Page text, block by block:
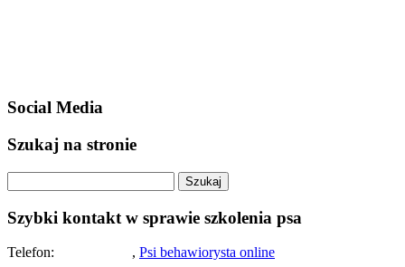
Social Media
Szukaj na stronie
Szybki kontakt w sprawie szkolenia psa
Telefon: , Psi behawiorysta online